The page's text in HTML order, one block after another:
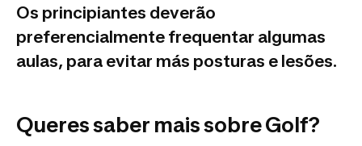
Os principiantes deverão
preferencialmente frequentar algumas
aulas, para evitar más posturas e lesões.
Queres saber mais sobre Golf?